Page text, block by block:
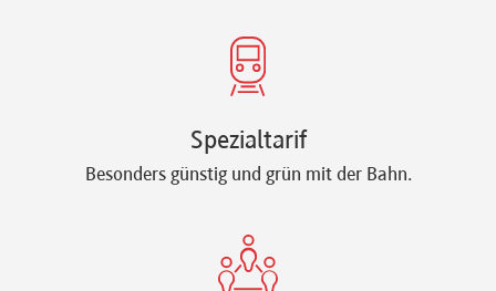
Spezialtarif
Besonders günstig und grün mit der Bahn.